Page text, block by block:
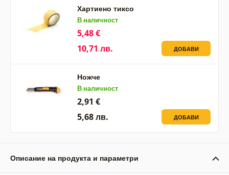
Хартиено тиксо
В наличност
5,48 €
10,71 лв.
ДОБАВИ
Ножче
В наличност
2,91 €
5,68 лв.
ДОБАВИ
Описание на продукта и параметри